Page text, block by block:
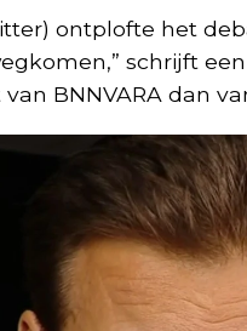
ontplofte het
schrijft
BNNVARA dan